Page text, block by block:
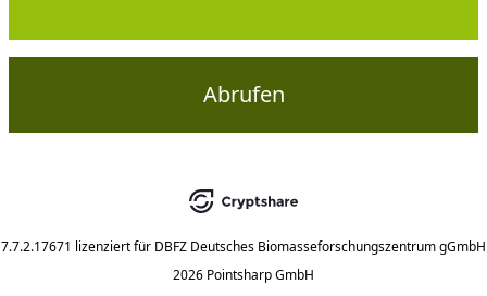
Abrufen
7.7.2.17671 lizenziert für DBFZ Deutsches Biomasseforschungszentrum gGmbH
2026 Pointsharp GmbH